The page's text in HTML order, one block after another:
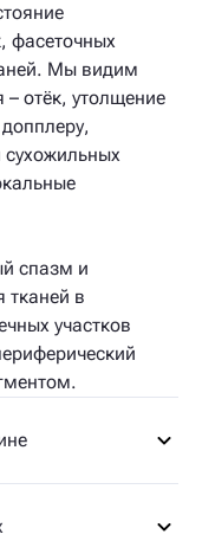
фасеточных
Мы видим
– отёк, утолщение
сухожильных
спазм и
тканей в
участков